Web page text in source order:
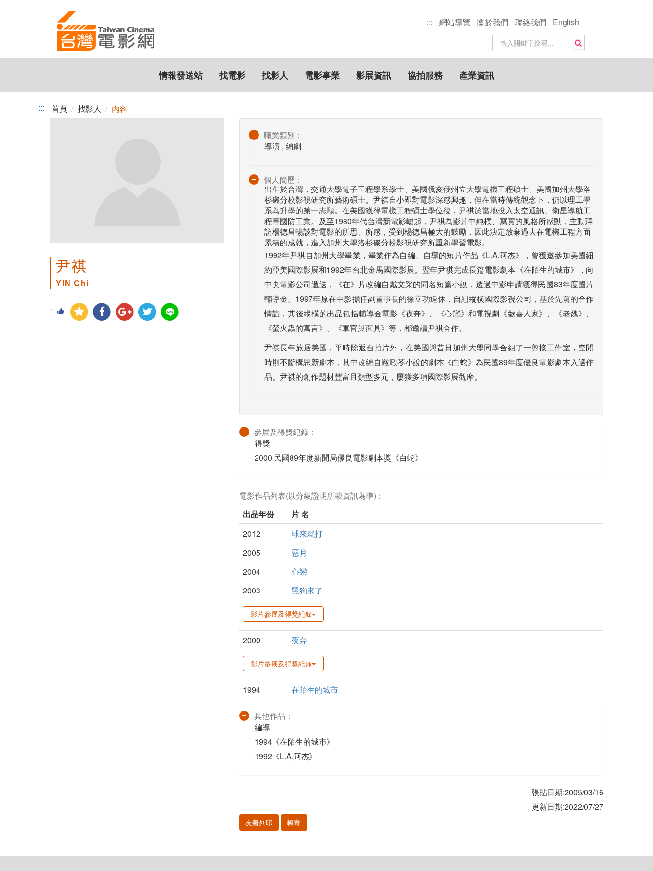
::: 網站導覽 關於我們 聯絡我們
English
站
內
搜
尋
關
鍵
搜尋
情報發送站 找電影 找影人 電影事業 影展資訊 協拍服務 產業資訊
::: 首頁 找影人 內容
尹祺
YIN Chi
1
職業類別：
導演 , 編劇
個人簡歷：
出生於台灣，交通大學電子工程學系學士、美國俄亥俄州立大學電機工程碩士、美國加州大學洛
杉磯分校影視研究所藝術碩士。尹祺自小即對電影深感興趣，但在當時傳統觀念下，仍以理工學
系為升學的第一志願。在美國獲得電機工程碩士學位後，尹祺於當地投入太空通訊、衛星導航工
程等國防工業。及至1980年代台灣新電影崛起，尹祺為影片中純樸、寫實的風格所感動，主動拜
訪楊德昌暢談對電影的所思、所感，受到楊德昌極大的鼓勵，因此決定放棄過去在電機工程方面
累積的成就，進入加州大學洛杉磯分校影視研究所重新學習電影。
1992年尹祺自加州大學畢業，畢業作為自編、自導的短片作品《L.A.阿杰》，曾獲邀參加美國紐
約亞美國際影展和1992年台北金馬國際影展。翌年尹祺完成長篇電影劇本《在陌生的城市》，向
中央電影公司遞送，《在》片改編自戴文采的同名短篇小說，透過中影申請獲得民國83年度國片
輔導金。1997年原在中影擔任副董事長的徐立功退休，自組縱橫國際影視公司，基於先前的合作
情誼，其後縱橫的出品包括輔導金電影《夜奔》、《心戀》和電視劇《歡喜人家》、《老魏》、
《螢火蟲的寓言》、《軍官與面具》等，都邀請尹祺合作。
尹祺長年旅居美國，平時除返台拍片外，在美國與昔日加州大學同學合組了一剪接工作室，空閒
時則不斷構思新劇本，其中改編自嚴歌苓小說的劇本《白蛇》為民國89年度優良電影劇本入選作
品。尹祺的創作題材豐富且類型多元，屢獲多項國際影展觀摩。
參展及得獎紀錄：
得獎
2000 民國89年度新聞局優良電影劇本獎《白蛇》
電影作品列表(以分級證明所載資訊為準)：
出品年份
片 名
2012
球來就打
2005
惡月
2004
心戀
2003
黑狗來了
影片參展及得獎紀錄
2000 夜奔
影片參展及得獎紀錄
1994 在陌生的城市
其他作品：
編導
1994《在陌生的城巿》
1992《L.A.阿杰》
張貼日期:2005/03/16
更新日期:2022/07/27
友善列印 轉寄